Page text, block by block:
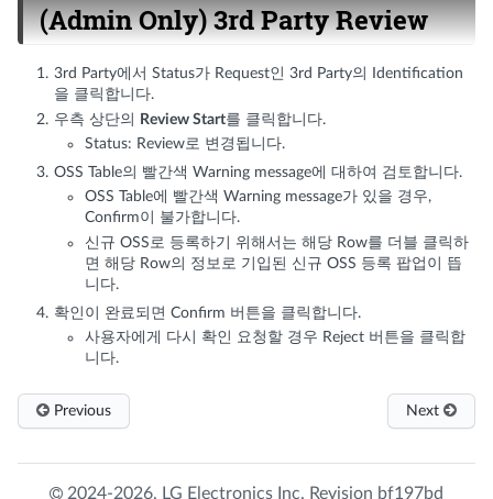
(Admin Only) 3rd Party Review
3rd Party에서 Status가 Request인 3rd Party의 Identification
을 클릭합니다.
우측 상단의
Review Start를 클릭합니다.
Status: Review로 변경됩니다.
OSS Table의 빨간색 Warning message에 대하여 검토합니다.
OSS Table에 빨간색 Warning message가 있을 경우,
Confirm이 불가합니다.
신규 OSS로 등록하기 위해서는 해당 Row를 더블 클릭하
면 해당 Row의 정보로 기입된 신규 OSS 등록 팝업이 뜹
니다.
확인이 완료되면 Confirm 버튼을 클릭합니다.
사용자에게 다시 확인 요청할 경우 Reject 버튼을 클릭합
니다.
Previous Next
2024-2026, LG Electronics Inc. Revision bf197bd